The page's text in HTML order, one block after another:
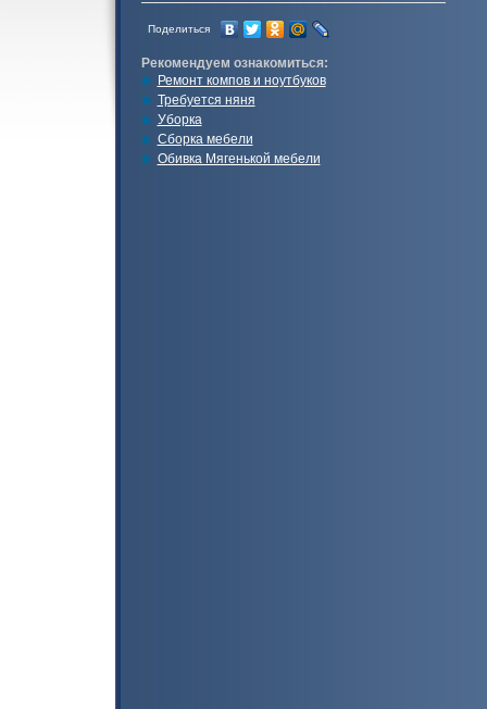
Поделиться
Рекомендуем ознакомиться:
Ремонт компов и ноутбуков
Требуется няня
Уборка
Сборка мебели
Обивка Мягенькой мебели